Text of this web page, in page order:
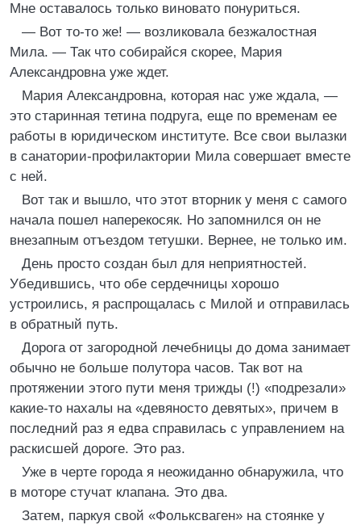
Мне оставалось только виновато понуриться.
— Вот то-то же! — возликовала безжалостная
Мила. — Так что собирайся скорее, Мария
Александровна уже ждет.
Мария Александровна, которая нас уже ждала, —
это старинная тетина подруга, еще по временам ее
работы в юридическом институте. Все свои вылазки
в санатории-профилактории Мила совершает вместе
с ней.
Вот так и вышло, что этот вторник у меня с самого
начала пошел наперекосяк. Но запомнился он не
внезапным отъездом тетушки. Вернее, не только им.
День просто создан был для неприятностей.
Убедившись, что обе сердечницы хорошо
устроились, я распрощалась с Милой и отправилась
в обратный путь.
Дорога от загородной лечебницы до дома занимает
обычно не больше полутора часов. Так вот на
протяжении этого пути меня трижды (!) «подрезали»
какие-то нахалы на «девяносто девятых», причем в
последний раз я едва справилась с управлением на
раскисшей дороге. Это раз.
Уже в черте города я неожиданно обнаружила, что
в моторе стучат клапана. Это два.
Затем, паркуя свой «Фольксваген» на стоянке у